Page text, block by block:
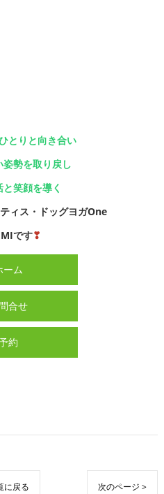
とりと向き合い
勢を取り戻し
笑顔を導く
ィス・ドッグヨガOne
です❣
ーム
合せ
約
に戻る 次のページ >